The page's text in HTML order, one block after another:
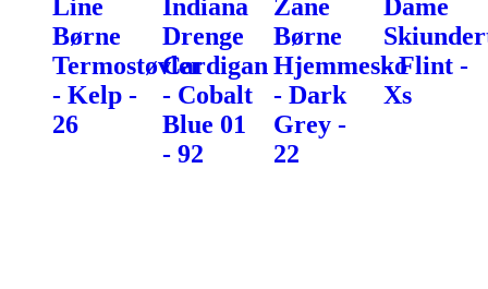
Line
Børne
Termostøvler
- Kelp -
26
Indiana
Drenge
Cardigan
- Cobalt
Blue 01
- 92
Zane
Børne
Hjemmesko
- Dark
Grey -
22
Dame
- Flint -
Xs